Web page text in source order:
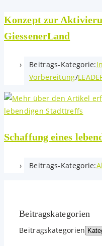
Konzept zur
GiessenerLand
Beitrags-Kategorie:
Vorbereitung/
Schaffung eines
Beitrags-Kategorie:
Beitrags­kategorien
Beitrags­kategorien